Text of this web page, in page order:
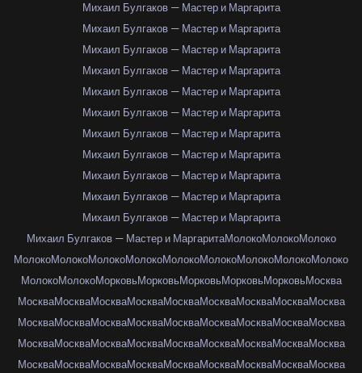
Михаил Булгаков — Мастер и Маргарита
Михаил Булгаков — Мастер и Маргарита
Михаил Булгаков — Мастер и Маргарита
Михаил Булгаков — Мастер и Маргарита
Михаил Булгаков — Мастер и Маргарита
Михаил Булгаков — Мастер и Маргарита
Михаил Булгаков — Мастер и Маргарита
Михаил Булгаков — Мастер и Маргарита
Михаил Булгаков — Мастер и Маргарита
Михаил Булгаков — Мастер и Маргарита
Михаил Булгаков — Мастер и Маргарита
Михаил Булгаков — Мастер и МаргаритаМолокоМолокоМолоко
МолокоМолокоМолокоМолокоМолокоМолокоМолокоМолокоМолоко
МолокоМолокоМорковьМорковьМорковьМорковьМорковьМосква
МоскваМоскваМоскваМоскваМоскваМоскваМоскваМоскваМосква
МоскваМоскваМоскваМоскваМоскваМоскваМоскваМоскваМосква
МоскваМоскваМоскваМоскваМоскваМоскваМоскваМоскваМосква
МоскваМоскваМоскваМоскваМоскваМоскваМоскваМоскваМосква